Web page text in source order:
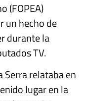
(FOPEA)
un hecho de
durante la
TV.
Serra relataba en
lugar en la